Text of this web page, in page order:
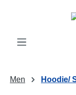
Men Hoodie/